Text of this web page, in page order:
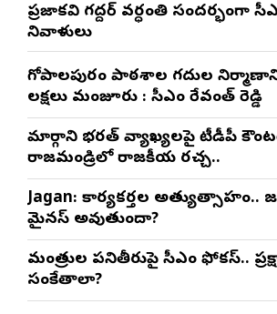
ప్రజాకవి గద్దర్‌ వర్ధంతి సందర్భంగా
నివాళులు
గోపాల‌పురం పాఠ‌శాల గ‌దుల
ల‌క్ష‌లు మంజూరు : సీఎం రేవంత్ రెడ్డి
మార్గాని భరత్ వ్యాఖ్యలపై టీడీపీ
రాజమండ్రిలో రాజకీయ రచ్చ..
Jagan: కార్యకర్తల అత్యుత్సాహం..
మైనస్ అవుతుందా?
మంత్రుల పనితీరుపై సీఎం ఫోకస్..
సంకేతాలా?